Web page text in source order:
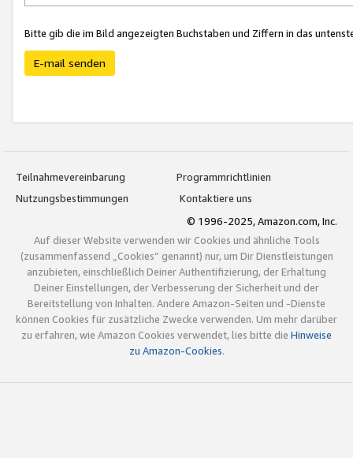
Bitte gib die im Bild angezeigten Buchstaben und Ziffern in das
E-mail senden
Teilnahmevereinbarung
Programmrichtlinien
Nutzungsbestimmungen
Kontaktiere uns
© 1996-2025, Amazon.com, Inc.
Auf dieser Website verwenden wir Cookies und ähnliche Tools
(zusammenfassend „Cookies“ genannt) nur, um Dir Dienstleistungen
anzubieten, einschließlich Deiner Authentifizierung, der Erhaltung
Deiner Einstellungen, der Verbesserung der Sicherheit und der
Bereitstellung von Inhalten. Andere Amazon-Seiten und -Dienste
können Cookies für zusätzliche Zwecke verwenden. Um mehr darüber
zu erfahren, wie Amazon Cookies verwendet, lies bitte die Hinweise
zu Amazon-Cookies.